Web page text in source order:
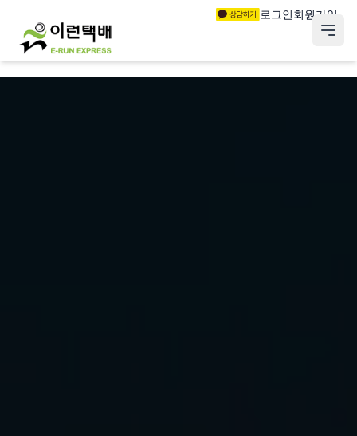
로그인회원가입